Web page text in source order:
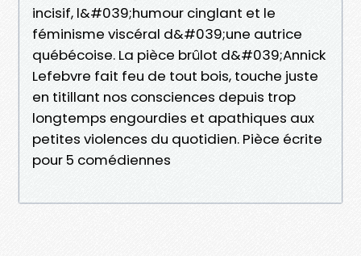
incisif, l&#039;humour cinglant et le
féminisme viscéral d&#039;une autrice
québécoise. La pièce brûlot d&#039;Annick
Lefebvre fait feu de tout bois, touche juste
en titillant nos consciences depuis trop
longtemps engourdies et apathiques aux
petites violences du quotidien. Pièce écrite
pour 5 comédiennes